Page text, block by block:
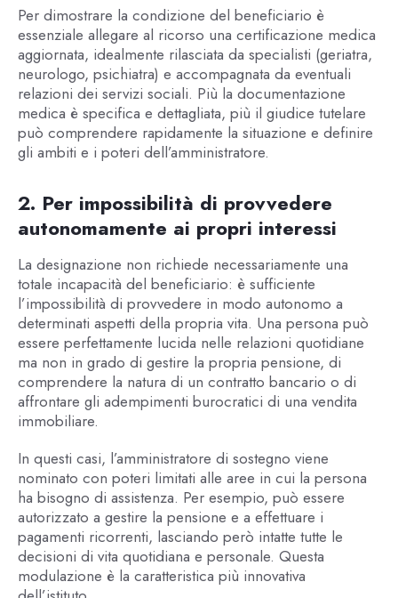
Per dimostrare la condizione del beneficiario è
essenziale allegare al ricorso una certificazione medica
aggiornata, idealmente rilasciata da specialisti (geriatra,
neurologo, psichiatra) e accompagnata da eventuali
relazioni dei servizi sociali. Più la documentazione
medica è specifica e dettagliata, più il giudice tutelare
può comprendere rapidamente la situazione e definire
gli ambiti e i poteri dell’amministratore.
2. Per impossibilità di provvedere
autonomamente ai propri interessi
La designazione non richiede necessariamente una
totale incapacità del beneficiario: è sufficiente
l’impossibilità di provvedere in modo autonomo a
determinati aspetti della propria vita. Una persona può
essere perfettamente lucida nelle relazioni quotidiane
ma non in grado di gestire la propria pensione, di
comprendere la natura di un contratto bancario o di
affrontare gli adempimenti burocratici di una vendita
immobiliare.
In questi casi, l’amministratore di sostegno viene
nominato con poteri limitati alle aree in cui la persona
ha bisogno di assistenza. Per esempio, può essere
autorizzato a gestire la pensione e a effettuare i
pagamenti ricorrenti, lasciando però intatte tutte le
decisioni di vita quotidiana e personale. Questa
modulazione è la caratteristica più innovativa